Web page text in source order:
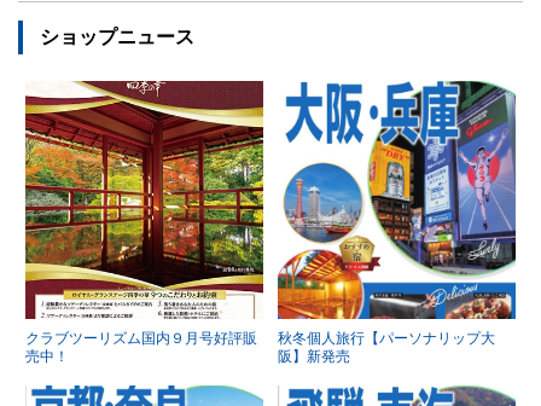
ショップニュース
クラブツーリズム国内９月号好評販
売中！
秋冬個人旅行【パーソナリップ大
阪】新発売